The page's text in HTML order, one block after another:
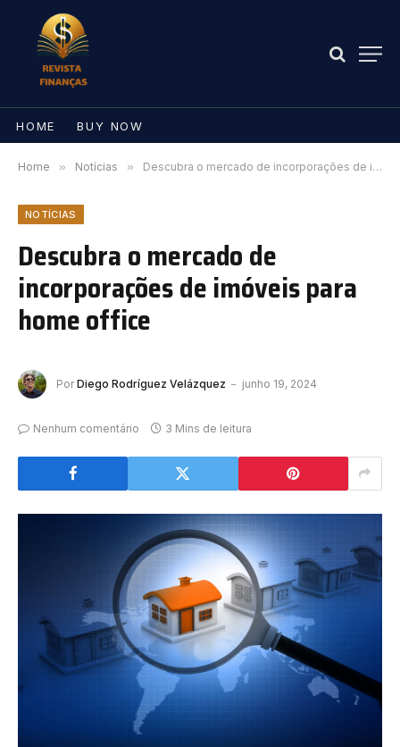
HOME BUY NOW
Home » Notícias » Descubra o mercado de incorporações de imóveis para home office
NOTÍCIAS
Descubra o mercado de
incorporações de imóveis para
home office
Por Diego Rodríguez Velázquez junho 19, 2024
Nenhum comentário 3 Mins de leitura